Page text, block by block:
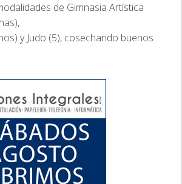
de Gimnasia Artística
y Judo (5), cosechando buenos